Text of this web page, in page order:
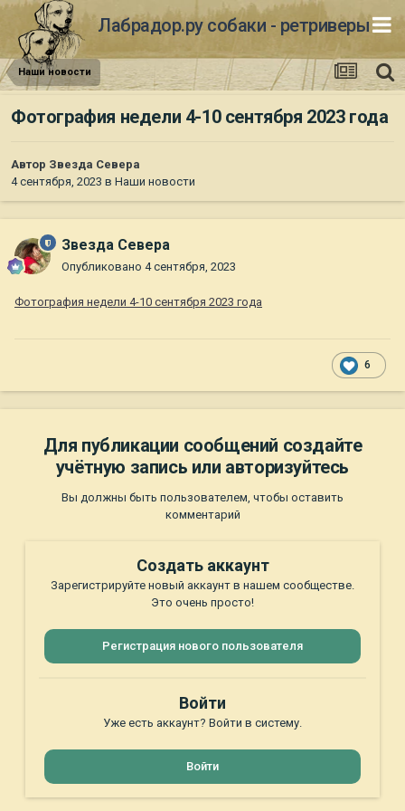
Лабрадор.ру собаки - ретриверы
Наши новости
Фотография недели 4-10 сентября 2023 года
Автор Звезда Севера
4 сентября, 2023 в Наши новости
Звезда Севера
Опубликовано 4 сентября, 2023
Фотография недели 4-10 сентября 2023 года
6
Для публикации сообщений создайте
учётную запись или авторизуйтесь
Вы должны быть пользователем, чтобы оставить
комментарий
Создать аккаунт
Зарегистрируйте новый аккаунт в нашем сообществе.
Это очень просто!
Регистрация нового пользователя
Войти
Уже есть аккаунт? Войти в систему.
Войти